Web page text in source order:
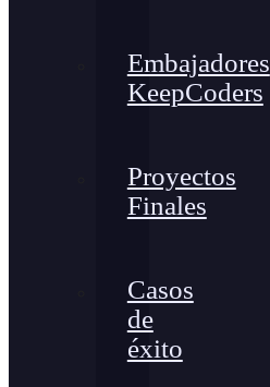
Embajadores
KeepCoders
Proyectos
Finales
Casos
de
éxito